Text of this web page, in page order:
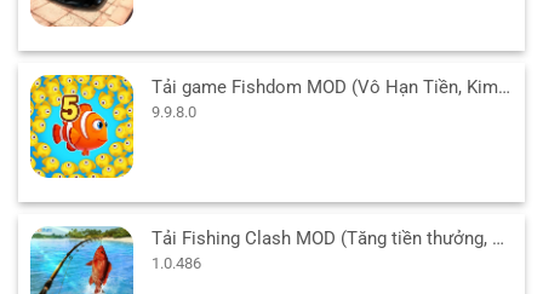
Tải game Fishdom MOD (Vô Hạn Tiền, Kim Cương) 9.9.8.0 APK
9.9.8.0
Tải Fishing Clash MOD (Tăng tiền thưởng, Tự động câu) 1.0.486 APK
1.0.486